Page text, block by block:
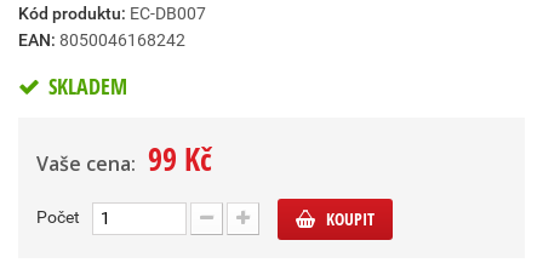
Kód produktu: EC-DB007
EAN: 8050046168242
SKLADEM
Vaše cena: 99 Kč
Počet KOUPIT